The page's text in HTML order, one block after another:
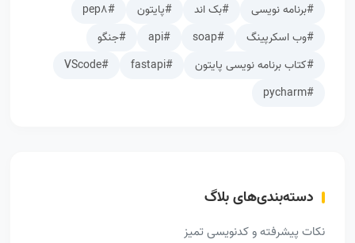
#برنامه نویسی #بک اند #پایتون
#pep8
#وب اسکرپینگ
#soap
#api
#جنگو
#کتاب برنامه نویسی پایتون
#fastapi
#VScode
#pycharm
دسته‌بندی‌های بلاگ
نکات پیشرفته و کدنویسی تمیز